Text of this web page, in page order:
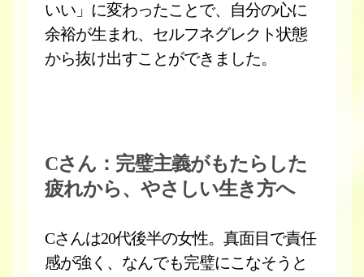
いい」に変わったことで、自分の心に
余裕が生まれ、セルフネグレクト状態
から抜け出すことができました。
Cさん：完璧主義がもたらした
疲れから、やさしい生き方へ
Cさんは20代後半の女性。真面目で責任
感が強く、なんでも完璧にこなそうと